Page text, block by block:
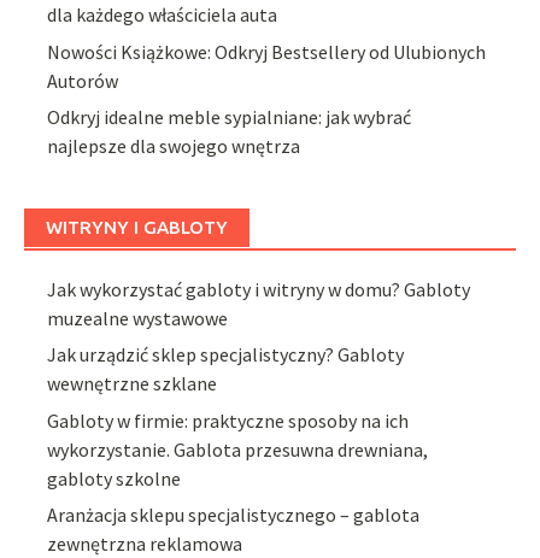
dla każdego właściciela auta
Nowości Książkowe: Odkryj Bestsellery od Ulubionych
Autorów
Odkryj idealne meble sypialniane: jak wybrać
najlepsze dla swojego wnętrza
WITRYNY I GABLOTY
Jak wykorzystać gabloty i witryny w domu? Gabloty
muzealne wystawowe
Jak urządzić sklep specjalistyczny? Gabloty
wewnętrzne szklane
Gabloty w firmie: praktyczne sposoby na ich
wykorzystanie. Gablota przesuwna drewniana,
gabloty szkolne
Aranżacja sklepu specjalistycznego – gablota
zewnętrzna reklamowa